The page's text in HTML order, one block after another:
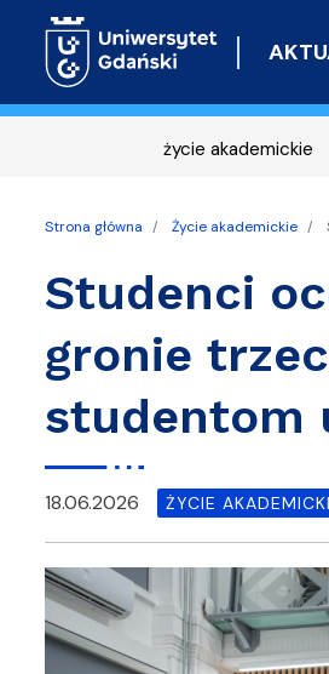
życie akademickie
Strona główna Życie akademickie
Studenci
gronie
studentom
18.06.2026 ŻYCIE